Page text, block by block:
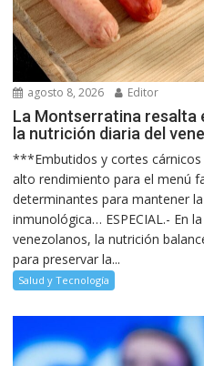
agosto 8, 2026 Editor
La Montserratina resalta
la nutrición diaria del
***Embutidos y cortes cárnicos
alto rendimiento para el menú
determinantes para mantener
inmunológica… ESPECIAL.- En
venezolanos, la nutrición
para preservar la...
Salud y Tecnología